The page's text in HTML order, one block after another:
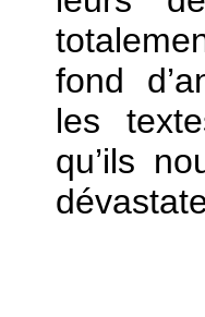
fond
les
qu’ils